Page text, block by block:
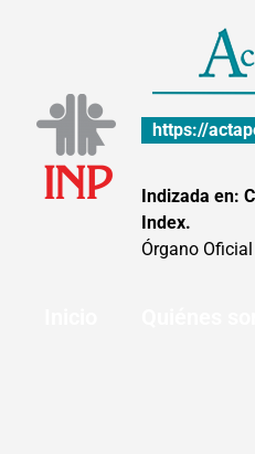
https://
Indizada en:
Index.
Órgano